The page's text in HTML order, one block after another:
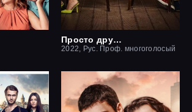
Просто друзья
2022, Рус. Проф. многоголосый